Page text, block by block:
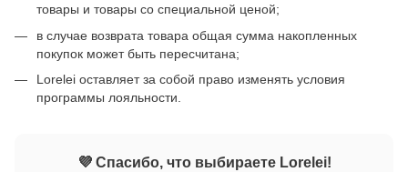
товары и товары со специальной ценой;
в случае возврата товара общая сумма накопленных
покупок может быть пересчитана;
Lorelei оставляет за собой право изменять условия
программы лояльности.
💜 Спасибо, что выбираете Lorelei!